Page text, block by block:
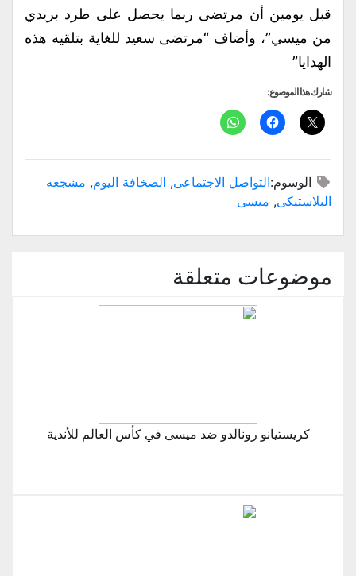
قبل يومين أن مرتضى ربما يحصل على طرد بريدي
من ميسي”، وأضاف “مرتضى سعيد للغاية بتلقيه هذه
الهدايا”
شارك هذا الموضوع:
الوسوم:التواصل الاجتماعى, الصخافة اليوم, مشجعه
البلاستيكى, ميسى
موضوعات متعلقة
كريستيانو رونالدو ضد ميسى في كأس العالم للأندية